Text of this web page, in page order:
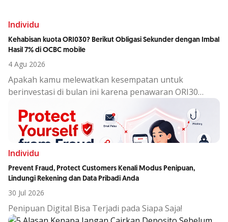
Individu
Kehabisan kuota ORI030? Berikut Obligasi Sekunder dengan Imbal
Hasil 7% di OCBC mobile
4 Agu 2026
Apakah kamu melewatkan kesempatan untuk
berinvestasi di bulan ini karena penawaran ORI30
Individu
Prevent Fraud, Protect Customers Kenali Modus Penipuan,
Lindungi Rekening dan Data Pribadi Anda
30 Jul 2026
Penipuan Digital Bisa Terjadi pada Siapa Saja!